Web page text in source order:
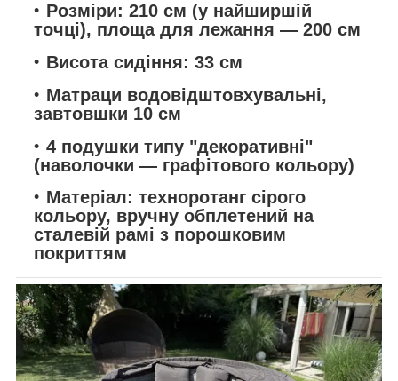
Розміри: 210 см (у найширшій
точці), площа для лежання — 200 см
Висота сидіння: 33 см
Матраци водовідштовхувальні,
завтовшки 10 см
4 подушки типу "декоративні"
(наволочки — графітового кольору)
Матеріал: техноротанг сірого
кольору, вручну обплетений на
сталевій рамі з порошковим
покриттям